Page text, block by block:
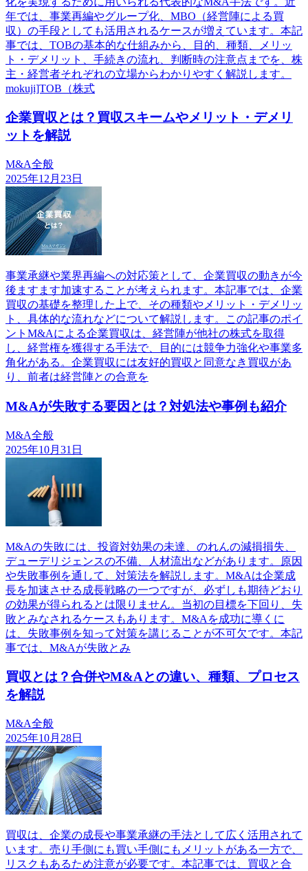
年では、事業再編やグループ化、MBO（経営陣による買
収）の手段としても活用されるケースが増えています。本記
事では、TOBの基本的な仕組みから、目的、種類、メリッ
ト・デメリット、手続きの流れ、判断時の注意点までを、株
主・経営者それぞれの立場からわかりやすく解説します。
mokuji]TOB（株式
企業買収とは？買収スキームやメリット・デメリ
ットを解説
M&A全般
2025年12月23日
事業承継や業界再編への対応策として、企業買収の動きが今
後ますます加速することが考えられます。本記事では、企業
買収の基礎を整理した上で、その種類やメリット・デメリッ
ト、具体的な流れなどについて解説します。この記事のポイ
ントM&Aによる企業買収は、経営陣が他社の株式を取得
し、経営権を獲得する手法で、目的には競争力強化や事業多
角化がある。企業買収には友好的買収と同意なき買収があ
り、前者は経営陣との合意を
M&Aが失敗する要因とは？対処法や事例も紹介
M&A全般
2025年10月31日
M&Aの失敗には、投資対効果の未達、のれんの減損損失、
デューデリジェンスの不備、人材流出などがあります。原因
や失敗事例を通して、対策法を解説します。M&Aは企業成
長を加速させる成長戦略の一つですが、必ずしも期待どおり
の効果が得られるとは限りません。当初の目標を下回り、失
敗とみなされるケースもあります。M&Aを成功に導くに
は、失敗事例を知って対策を講じることが不可欠です。本記
事では、M&Aが失敗とみ
買収とは？合併やM&Aとの違い、種類、プロセス
を解説
M&A全般
2025年10月28日
買収は、企業の成長や事業承継の手法として広く活用されて
います。売り手側にも買い手側にもメリットがある一方で、
リスクもあるため注意が必要です。本記事では、買収と合